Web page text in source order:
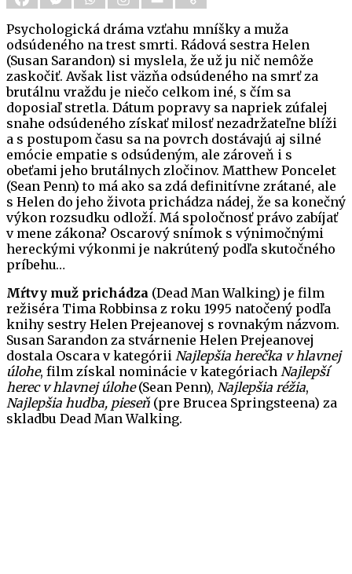
Psychologická dráma vzťahu mníšky a muža
odsúdeného na trest smrti. Rádová sestra Helen
(Susan Sarandon) si myslela, že už ju nič nemôže
zaskočiť. Avšak list väzňa odsúdeného na smrť za
brutálnu vraždu je niečo celkom iné, s čím sa
doposiaľ stretla. Dátum popravy sa napriek zúfalej
snahe odsúdeného získať milosť nezadržateľne blíži
a s postupom času sa na povrch dostávajú aj silné
emócie empatie s odsúdeným, ale zároveň i s
obeťami jeho brutálnych zločinov. Matthew Poncelet
(Sean Penn) to má ako sa zdá definitívne zrátané, ale
s Helen do jeho života prichádza nádej, že sa konečný
výkon rozsudku odloží. Má spoločnosť právo zabíjať
v mene zákona? Oscarový snímok s výnimočnými
hereckými výkonmi je nakrútený podľa skutočného
príbehu…
Mŕtvy muž prichádza (Dead Man Walking) je film
režiséra Tima Robbinsa z roku 1995 natočený podľa
knihy sestry Helen Prejeanovej s rovnakým názvom.
Susan Sarandon za stvárnenie Helen Prejeanovej
dostala Oscara v kategórii Najlepšia herečka v hlavnej
úlohe, film získal nominácie v kategóriach Najlepší
herec v hlavnej úlohe(Sean Penn), Najlepšia réžia,
Najlepšia hudba, pieseň (pre Brucea Springsteena) za
skladbu Dead Man Walking.